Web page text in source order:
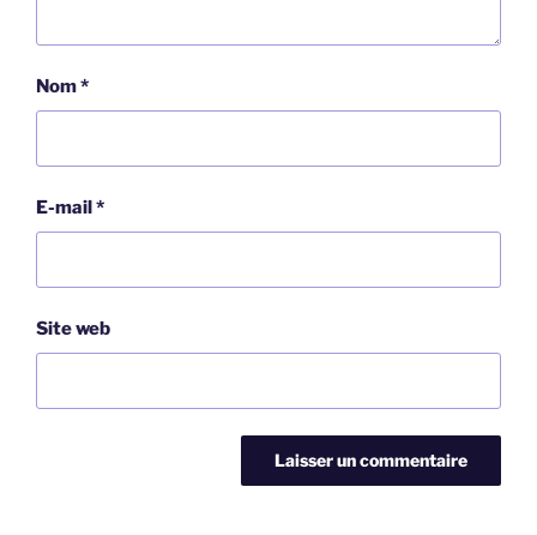
Nom*
E-mail*
Site web